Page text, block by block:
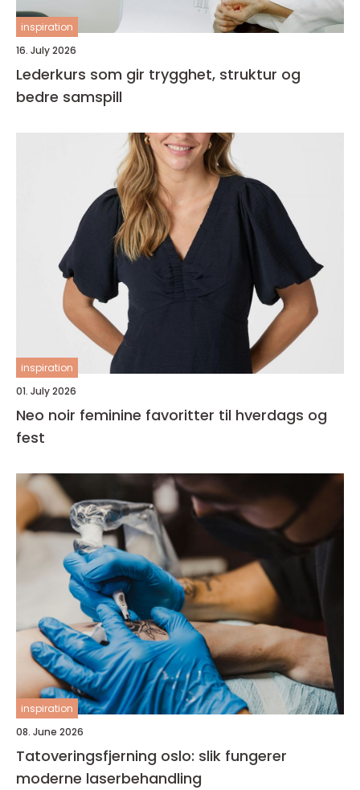
inspiration
16. July 2026
Lederkurs som gir trygghet, struktur og
bedre samspill
inspiration
01. July 2026
Neo noir feminine favoritter til hverdags og
fest
inspiration
08. June 2026
Tatoveringsfjerning oslo: slik fungerer
moderne laserbehandling